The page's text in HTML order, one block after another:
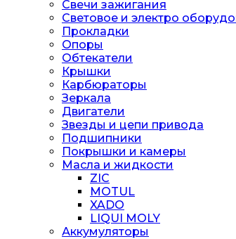
Свечи зажигания
Световое и электро
Прокладки
Опоры
Обтекатели
Крышки
Карбюраторы
Зеркала
Двигатели
Звезды и цепи привода
Подшипники
Покрышки и камеры
Масла и жидкости
ZIC
MOTUL
XADO
LIQUI MOLY
Аккумуляторы